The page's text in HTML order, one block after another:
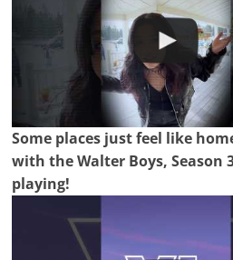
Some places just feel like
with the Walter Boys, Season
playing!